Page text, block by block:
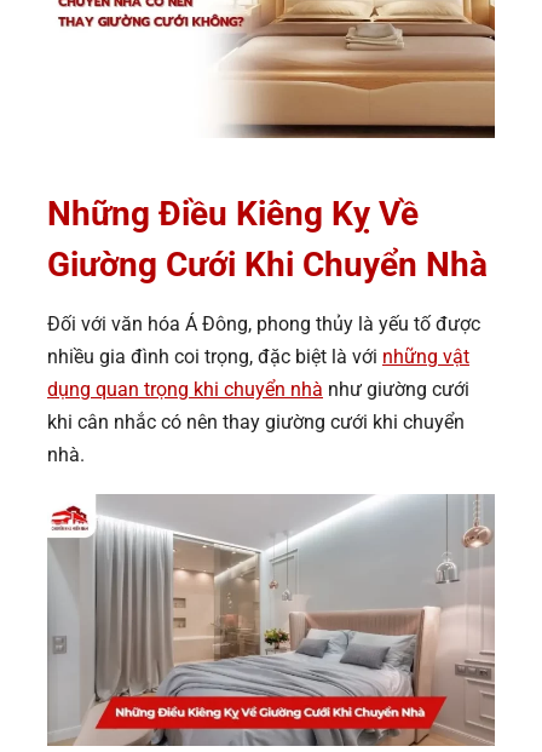
Những Điều Kiêng Kỵ Về
Giường Cưới Khi Chuyển Nhà
Đối với văn hóa Á Đông, phong thủy là yếu tố được
nhiều gia đình coi trọng, đặc biệt là với những vật
dụng quan trọng khi chuyển nhà như giường cưới
khi cân nhắc có nên thay giường cưới khi chuyển
nhà.